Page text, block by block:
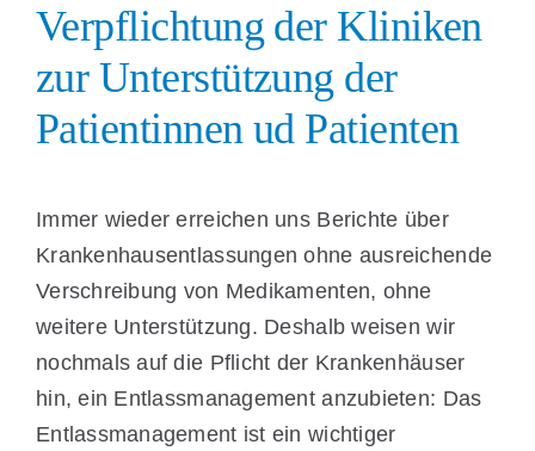
Verpflichtung der Kliniken
zur Unterstützung der
Patientinnen ud Patienten
Immer wieder erreichen uns Berichte über
Krankenhausentlassungen ohne ausreichende
Verschreibung von Medikamenten, ohne
weitere Unterstützung. Deshalb weisen wir
nochmals auf die Pflicht der Krankenhäuser
hin, ein Entlassmanagement anzubieten: Das
Entlassmanagement ist ein wichtiger